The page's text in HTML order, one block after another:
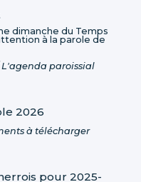
dimanche du Temps
à la parole de
L'agenda paroissial
2026
à télécharger
pour 2025-